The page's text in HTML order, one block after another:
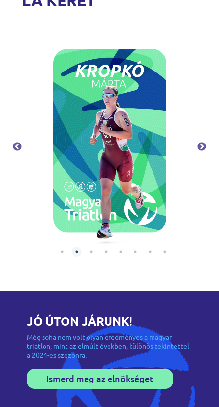
JÓ ÚTON JÁRUNK!
Még soha nem volt olyan eredményes a magyar
triatlon, mint az elmúlt években, különös tekintettel
a 2024-es szezonra.
Ismerd meg az elnökséget